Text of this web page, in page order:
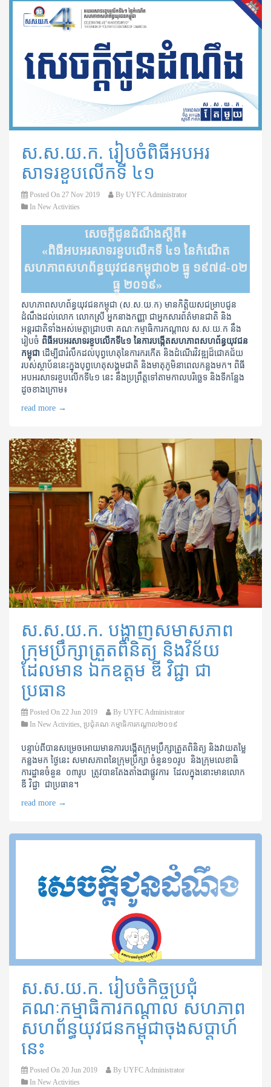
ស.ស.យ.ក. ​រៀបចំពិធីអបអរ
សាទរខួបលើកទី ៤១
Posted On 27 Nov 2019 By UYFC Administrator
In New Activities
សេចក្តីជូនដំណឹងស្ដីពី៖
«ពិធីអបអរសាទរខួបលើកទី ៤១ នៃកំណើត​
សហភាព​សហព័ន្ធ​យុវជនកម្ពុជា០២ ធ្នូ​ ១៩៧៨-០២​
ធ្នូ ២០១៩»
សហភាពសហព័ន្ធយុវជនកម្ពុជា (ស.ស.យ.ក) មានកិត្តិយសជម្រាបជូន
ដំណឹងដល់លោក លោកស្រី អ្នកនាងកញ្ញា ជាអ្នកសារព័ត៌មានជាតិ និង
អន្តរជាតិទាំងអស់មេត្តាជ្រាបថា គណៈកម្មាធិការកណ្ដាល ស.ស.យ.ក នឹង
រៀបចំ ពិធីអបអរសាទរខួបលើកទី៤១ នៃការបង្កើត​សហភាព​សហព័ន្ធ​យុវជន​
កម្ពុជា ដើម្បី​ជារំលឹកដល់បុព្វហេតុនៃការករកើត​ និងដំណើរវិវឌ្ឍដ៏ជោគជ័យ
របស់ស្ថាប័ន​នេះ​ក្នុងបុព្វ​ហេតុ​សង្គមជាតិ​ និងមាតុភូមិនាពេលកន្លងមក។ ពិធី
អបអរសាទរខួបលើកទី៤១ ​នេះ នឹងប្រព្រឹត្តទៅតាមកាលបរិច្ឆេទ​ និងទីកន្លែង
ដូចខាងក្រោម៖
read more →
ស.ស.យ.ក. បង្ហាញសមាសភាព
ក្រុមប្រឹក្សាត្រួតពិនិត្យ និងវិន័យ
ដែលមាន ឯកឧត្តម ឌី វិជ្ជា ជា
ប្រធាន
Posted On 22 Jun 2019 By UYFC Administrator
In New Activities ប្រជុំគណៈកម្មាធិការកណ្តាល​២០១៩
បន្ទាប់ពីបានសម្រេចអោយមានការបង្កើតក្រុមប្រឹក្សាត្រួតពិនិត្យ និងវាយតម្លៃ
កន្លងមក ថ្ងៃនេះ សមាសភាពនៃក្រុមប្រឹក្សា ចំនួន១០រូប និងក្រុមលេខាធិ
ការដ្ឋានចំនួន ០៣រូប ត្រូវបានតែងតាំងជាផ្លូវការ ដែលក្នុងនោះមានលោក
ឌី វិជ្ជា ជាប្រធាន។
read more →
ស.ស.យ.ក. រៀបចំកិច្ចប្រជុំ
គណៈកម្មាធិការកណ្តាល សហភាព
សហព័ន្ធយុវជនកម្ពុជា​ចុងសប្តាហ៍
នេះ
Posted On 20 Jun 2019 By UYFC Administrator
In New Activities